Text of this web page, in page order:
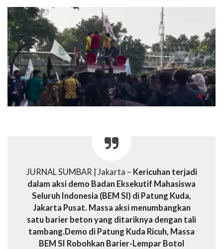
JURNAL SUMBAR | Jakarta – Kericuhan terjadi
dalam aksi demo Badan Eksekutif Mahasiswa
Seluruh Indonesia (BEM SI) di Patung Kuda,
Jakarta Pusat. Massa aksi menumbangkan
satu barier beton yang ditariknya dengan tali
tambang.Demo di Patung Kuda Ricuh, Massa
BEM SI Robohkan Barier-Lempar Botol